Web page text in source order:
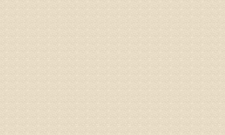
专家回
正骨、
姓名：
病情描
2015年
专家回
姓名：